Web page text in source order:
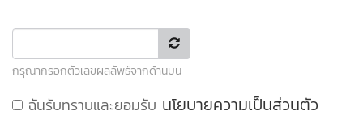
กรุณากรอกตัวเลขผลลัพธ์จากด้านบน
ฉันรับทราบและยอมรับ นโยบายความเป็นส่วนตัว